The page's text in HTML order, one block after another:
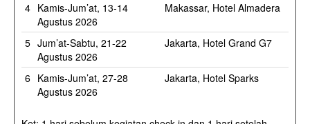
4 Kamis-Jum’at, 13-14
Agustus 2026
Makassar, Hotel Almadera
5 Jum’at-Sabtu, 21-22
Agustus 2026
Jakarta, Hotel Grand G7
6 Kamis-Jum’at, 27-28
Agustus 2026
Jakarta, Hotel Sparks